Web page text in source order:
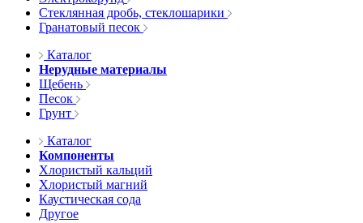
Стеклянная дробь, стеклошарики
Гранатовый песок
Каталог
Нерудные материалы
Щебень
Песок
Грунт
Каталог
Компоненты
Хлористый кальций
Хлористый магний
Каустическая сода
Другое